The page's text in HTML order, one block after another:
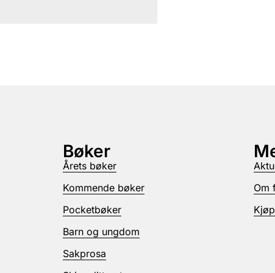
Bøker
Årets bøker
Kommende bøker
Pocketbøker
Barn og ungdom
Sakprosa
Om